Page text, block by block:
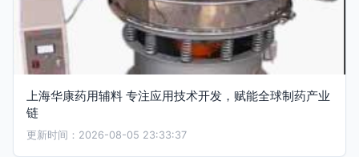
上海华康药用辅料 专注应用技术开发，赋能全球制药产业
链
更新时间：2026-08-05 23:33:37